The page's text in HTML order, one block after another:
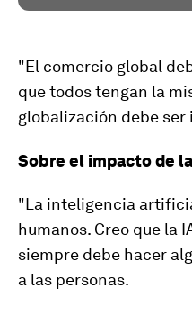
"El comercio global
que todos tengan la
globalización debe ser
Sobre el impacto de
"La inteligencia
humanos. Creo que la
siempre debe hacer
a las personas.